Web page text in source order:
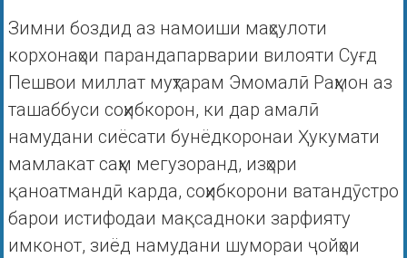
Зимни боздид аз намоиши маҳсулоти
корхонаҳои парандапарварии вилояти Суғд
Пешвои миллат муҳтарам Эмомалӣ Раҳмон аз
ташаббуси соҳибкорон, ки дар амалӣ
намудани сиёсати бунёдкоронаи Ҳукумати
мамлакат саҳм мегузоранд, изҳори
қаноатмандӣ карда, соҳибкорони ватандӯстро
барои истифодаи мақсадноки зарфияту
имконот, зиёд намудани шумораи ҷойҳои